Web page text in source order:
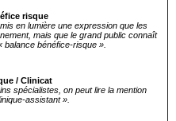
risque
en lumière une expression que les
mais que le grand public connaît
bénéfice-risque ».
/ Clinicat
spécialistes, on peut lire la mention
assistant ».